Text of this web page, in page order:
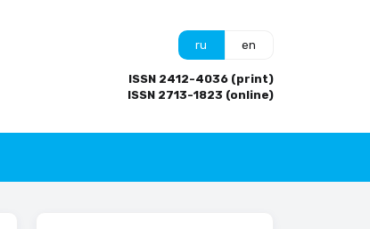
ru en
ISSN 2412-4036 (print)
ISSN 2713-1823 (online)